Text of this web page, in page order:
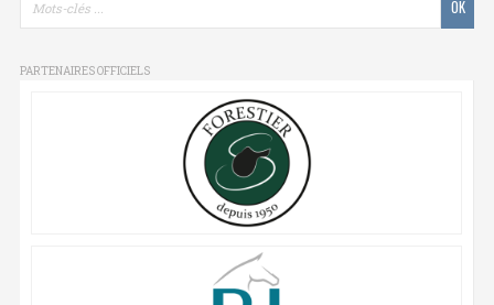
PARTENAIRES OFFICIELS